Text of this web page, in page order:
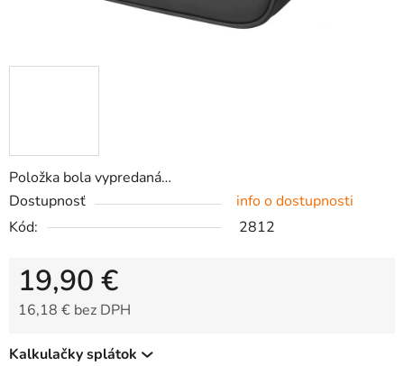
Položka bola vypredaná…
Dostupnosť
info o dostupnosti
Kód:
2812
19,90 €
16,18 € bez DPH
Kalkulačky splátok